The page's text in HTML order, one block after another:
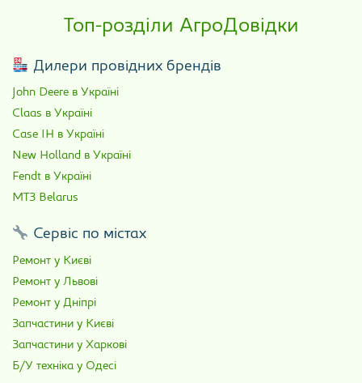
Топ-розділи АгроДовідки
Дилери провідних брендів
John Deere в Україні
Claas в Україні
Case IH в Україні
New Holland в Україні
Fendt в Україні
МТЗ Belarus
Сервіс по містах
Ремонт у Києві
Ремонт у Львові
Ремонт у Дніпрі
Запчастини у Києві
Запчастини у Харкові
Б/У техніка у Одесі